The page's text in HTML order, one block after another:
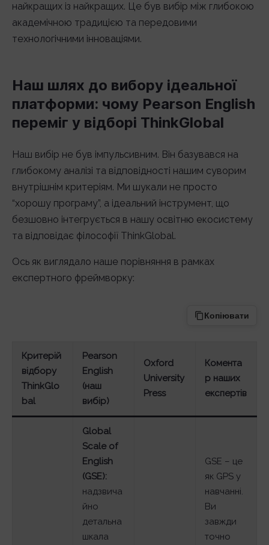
найкращих із найкращих. Це був вибір між глибокою
академічною традицією та передовими
технологічними інноваціями.
Наш шлях до вибору ідеальної
платформи: чому Pearson English
переміг у відборі ThinkGlobal
Наш вибір не був імпульсивним. Він базувався на
глибокому аналізі та відповідності нашим суворим
внутрішнім критеріям. Ми шукали не просто
“хорошу програму”, а ідеальний інструмент, що
безшовно інтегрується в нашу освітню екосистему
та відповідає філософії ThinkGlobal.
Ось як виглядало наше порівняння в рамках
експертного фреймворку:
Копіювати
Критерій
відбору
ThinkGlo
bal
Pearson
English
(наш
вибір)
Oxford
University
Press
Комента
р наших
експертів
Global
Scale of
English
(GSE):
надзвича
йно
детальна
шкала
GSE – це
як GPS у
навчанні.
Ви
завжди
точно